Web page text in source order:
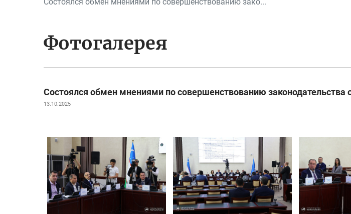
Фотогалерея
Состоялся обмен мнениями по совершенствованию законодательства
13.10.2025